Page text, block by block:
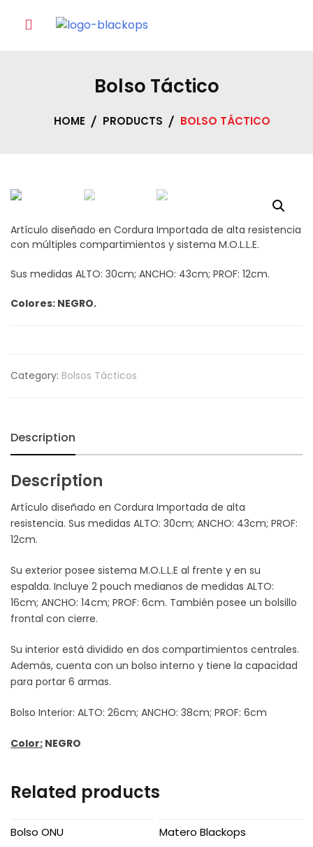
Bolso Táctico
HOME PRODUCTS BOLSO TÁCTICO
Artículo diseñado en Cordura Importada de alta resistencia
con múltiples compartimientos y sistema M.O.L.L.E.
Sus medidas ALTO: 30cm; ANCHO: 43cm; PROF: 12cm.
Colores: NEGRO.
Category: Bolsos Tácticos
Description
Description
Artículo diseñado en Cordura Importada de alta
resistencia. Sus medidas ALTO: 30cm; ANCHO: 43cm; PROF:
12cm.
Su exterior posee sistema M.O.L.L.E al frente y en su
espalda. Incluye 2 pouch medianos de medidas ALTO:
16cm; ANCHO: 14cm; PROF: 6cm. También posee un bolsillo
frontal con cierre.
Su interior está dividido en dos compartimientos centrales.
Además, cuenta con un bolso interno y tiene la capacidad
para portar 6 armas.
Bolso Interior: ALTO: 26cm; ANCHO: 38cm; PROF: 6cm
Color: NEGRO
Related products
Bolso ONU Matero Blackops